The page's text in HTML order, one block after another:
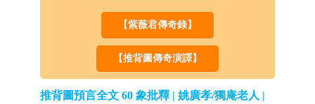
【紫薇君傳奇錄】
【推背圖傳奇演譯】
推背圖預言全文 60 象批釋 | 姚廣孝/獨庵老人 |